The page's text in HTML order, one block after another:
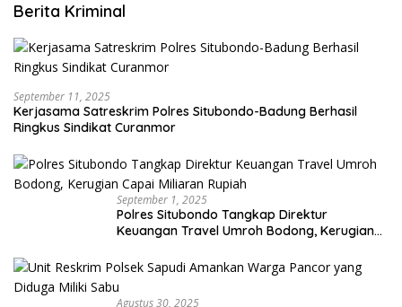
Berita Kriminal
September 11, 2025
Kerjasama Satreskrim Polres Situbondo-Badung Berhasil
Ringkus Sindikat Curanmor
September 1, 2025
Polres Situbondo Tangkap Direktur
Keuangan Travel Umroh Bodong, Kerugian
Agustus 30, 2025